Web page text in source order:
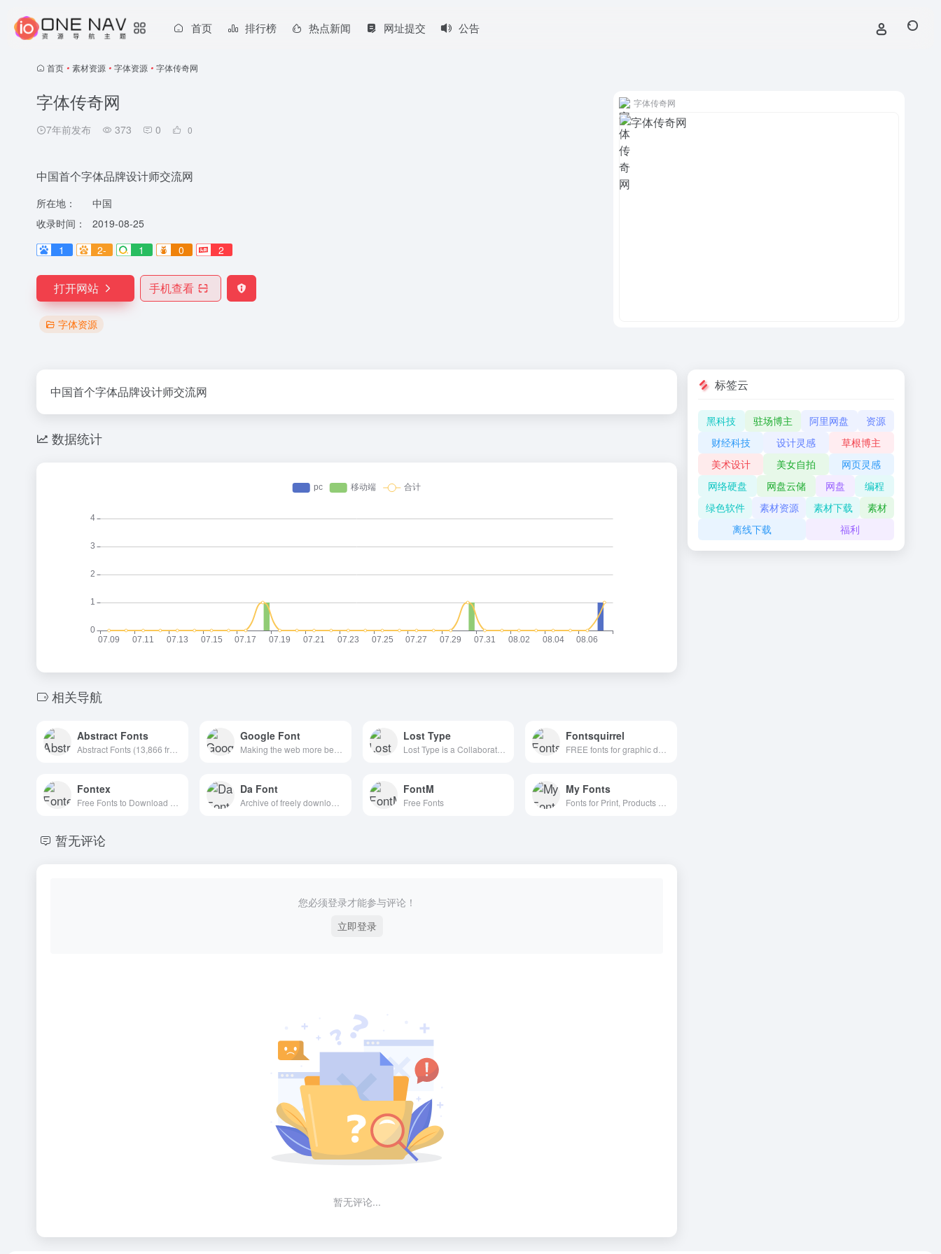
首页 排行榜 热点新闻 网址提交 公告
首页 • 素材资源 • 字体资源 • 字体传奇网
字体传奇网
7年前发布 373 0 0
中国首个字体品牌设计师交流网
所在地：
中国
收录时间：
2019-08-25
1
2- 1 0 2
打开网站 手机查看
字体资源
字体传奇网
中国首个字体品牌设计师交流网
数据统计
相关导航
Abstract Fonts Google Font Lost Type
Lost Type is a Collaborative Digital Type Foundry
Fontsquirrel
Fontex Da Font FontM
Free Fonts
My Fonts
暂无评论
您必须登录才能参与评论！
立即登录
暂无评论...
标签云
黑科技 驻场博主 阿里网盘
资源
财经科技
设计灵感
草根博主
美术设计
美女自拍
网页灵感
网络硬盘
网盘云储 网盘
编程
绿色软件
素材资源 素材下载
素材
离线下载
福利